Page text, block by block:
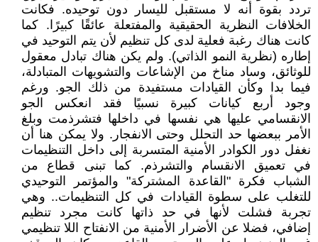
تردد بقوة أنه لا مستقبل لليسار دون توحيده. فكانت
الخلافات النظرية الحقيقية والمفتعلة عائقًا كبيرًا. كما
كانت هناك رغبة فعلية لدى كل تنظيم لأن يتم التوحيد في
إطاره (نظرية النمو الذاتي). ولم يكن هناك تبادل معقول
للوثائق، وساد مناخ من الإشاعات والتشويهات المتبادلة،
فيما بدا وكأن القيادات مستفيدة من ذلك الجو. ورغم
وجود أربع كيانات كبيرة نسبيًا فقد انعكس الجو
الانقسامي عليها هي نفسها في داخلها فتشرذمت وبلغ
الأمر ببعضها حد التحلل وحتى الانفجار. ولا يمكن هنا أن
نغفل دور الكوادر الأمنية المتسربة إلى داخل التنظيمات
في تعميق الانقسام والتشرذم. كما تبنى قطاع من
الشباب فكرة "القاعدة المشتركة" والمؤتمر التوحيدي
للتغلب على سطوة القيادات في كل التنظيمات.. وهي
تجربة فشلت لأنها في حد ذاتها كانت مجرد تنظيم
إضافي، فضلا عن الأضرار الأمنية من الانفتاح اللا تنظيمي